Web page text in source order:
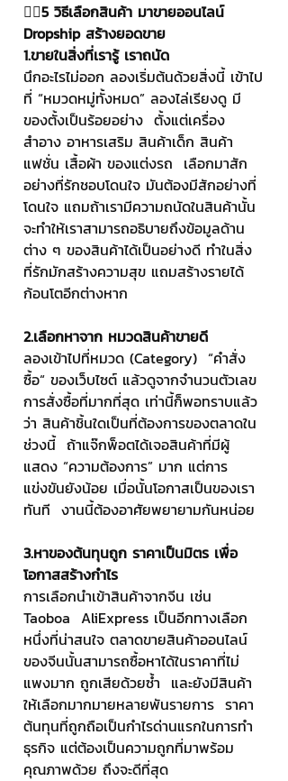
👉🏻5 วิธีเลือกสินค้า มาขายออนไลน์
Dropship สร้างยอดขาย
1.ขายในสิ่งที่เรารู้ เราถนัด
นึกอะไรไม่ออก ลองเริ่มต้นด้วยสิ่งนี้ เข้าไป
ที่ “หมวดหมู่ทั้งหมด” ลองไล่เรียงดู มี
ของตั้งเป็นร้อยอย่าง  ตั้งแต่เครื่อง
สำอาง อาหารเสริม สินค้าเด็ก สินค้า
แฟชั่น เสื้อผ้า ของแต่งรถ  เลือกมาสัก
อย่างที่รักชอบโดนใจ มันต้องมีสักอย่างที่
โดนใจ แถมถ้าเรามีความถนัดในสินค้านั้น
จะทำให้เราสามารถอธิบายถึงข้อมูลด้าน
ต่าง ๆ ของสินค้าได้เป็นอย่างดี ทำในสิ่ง
ที่รักมักสร้างความสุข แถมสร้างรายได้
ก้อนโตอีกต่างหาก
2.เลือกหาจาก หมวดสินค้าขายดี
ลองเข้าไปที่หมวด (Category)  “คำสั่ง
ซื้อ“ ของเว็บไซต์ แล้วดูจากจำนวนตัวเลข
การสั่งซื้อที่มากที่สุด เท่านี้ก็พอทราบแล้ว
ว่า สินค้าชิ้นใดเป็นที่ต้องการของตลาดใน
ช่วงนี้  ถ้าแจ๊กพ็อตได้เจอสินค้าที่มีผู้
แสดง “ความต้องการ” มาก แต่การ
แข่งขันยังน้อย เมื่อนั้นโอกาสเป็นของเรา
ทันที  งานนี้ต้องอาศัยพยายามกันหน่อย
3.หาของต้นทุนถูก ราคาเป็นมิตร เพื่อ
โอกาสสร้างกำไร
การเลือกนำเข้าสินค้าจากจีน เช่น
Taoboa  AliExpress เป็นอีกทางเลือก
หนึ่งที่น่าสนใจ ตลาดขายสินค้าออนไลน์
ของจีนนั้นสามารถซื้อหาได้ในราคาที่ไม่
แพงมาก ถูกเสียด้วยซ้ำ  และยังมีสินค้า
ให้เลือกมากมายหลายพันรายการ  ราคา
ต้นทุนที่ถูกถือเป็นกำไรด่านแรกในการทำ
ธุรกิจ แต่ต้องเป็นความถูกที่มาพร้อม
คุณภาพด้วย ถึงจะดีที่สุด